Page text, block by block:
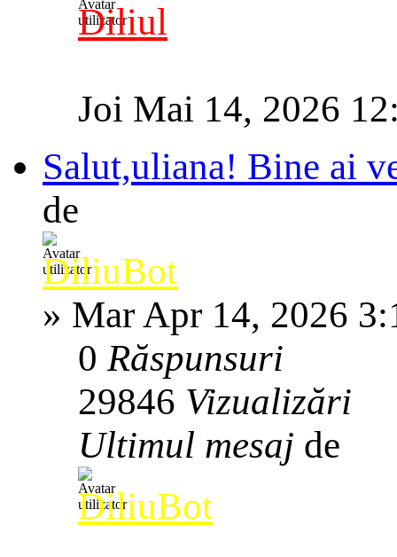
Diliul
Joi Mai 14, 2026
Salut,uliana! Bine ai
de
DiliuBot
» Mar Apr 14, 2026
0Răspunsuri
29846 Vizualizări
Ultimul mesaj de
DiliuBot